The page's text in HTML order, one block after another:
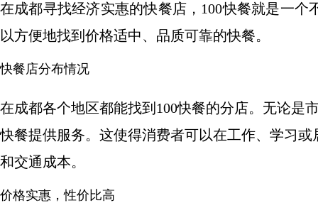
在成都寻找经济实惠的快餐店，100快餐就是一
以方便地找到价格适中、品质可靠的快餐。
快餐店分布情况
在成都各个地区都能找到100快餐的分店。无论是
快餐提供服务。这使得消费者可以在工作、学习
和交通成本。
价格实惠，性价比高